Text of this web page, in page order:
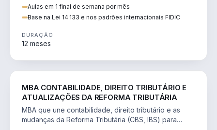
Aulas em 1 final de semana por mês
Base na Lei 14.133 e nos padrões internacionais FIDIC
DURAÇÃO
12 meses
MBA CONTABILIDADE, DIREITO TRIBUTÁRIO E
ATUALIZAÇÕES DA REFORMA TRIBUTÁRIA
MBA que une contabilidade, direito tributário e as
mudanças da Reforma Tributária (CBS, IBS) para